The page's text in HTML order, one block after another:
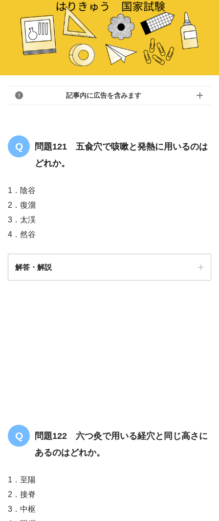
記事内に広告を含みます
問題121 五兪穴で咳嗽と発熱に用いるのは
どれか。
1．陰谷
2．復溜
3．太渓
4．然谷
解答・解説
問題122 六つ灸で用いる経穴と同じ高さに
あるのはどれか。
1．至陽
2．接脊
3．中枢